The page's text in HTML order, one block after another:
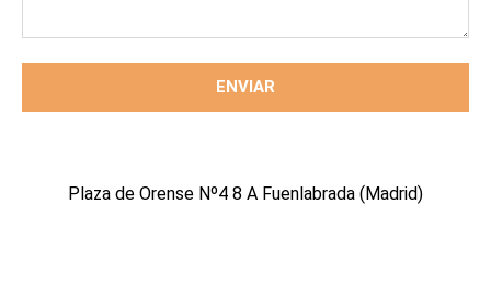
ENVIAR
Plaza de Orense Nº4 8 A Fuenlabrada (Madrid)